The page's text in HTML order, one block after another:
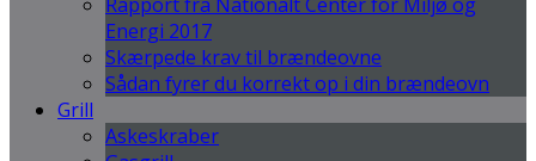
Energi 2017
Skærpede krav til brændeovne
Sådan fyrer du korrekt op i din brændeovn
Grill
Askeskraber